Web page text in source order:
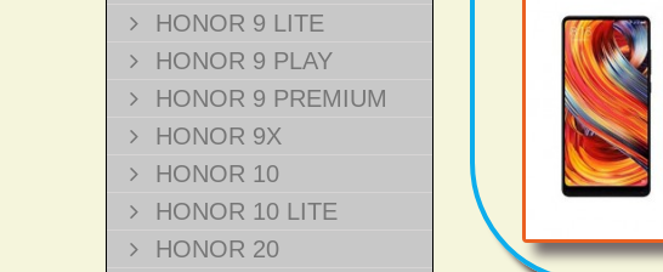
HONOR 9 LITE
HONOR 9 PLAY
HONOR 9 PREMIUM
HONOR 9X
HONOR 10
HONOR 10 LITE
HONOR 20